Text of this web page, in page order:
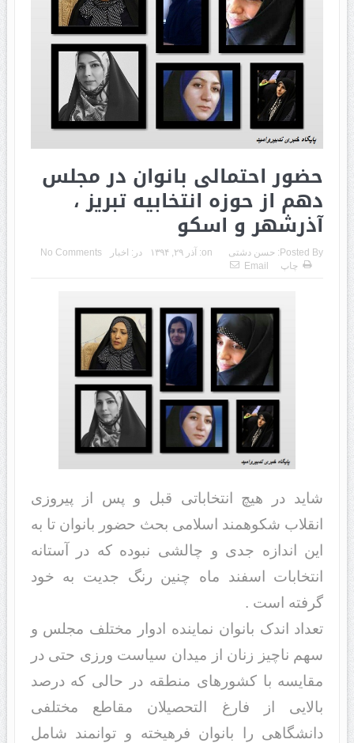
حضور احتمالی بانوان در مجلس
دهم از حوزه انتخابیه تبریز ،
آذرشهر و اسکو
Posted By: حسن دشتی on: آذر ۲۹, ۱۳۹۴ در: اخبار
No Comments
چاپ
Email
شاید در هیچ انتخاباتی قبل و پس از پیروزی
انقلاب شکوهمند اسلامی بحث حضور بانوان تا به
این اندازه جدی و چالشی نبوده که در آستانه
انتخابات اسفند ماه چنین رنگ جدیت به خود
گرفته است .
تعداد اندک بانوان نماینده ادوار مختلف مجلس و
سهم ناچیز زنان از میدان سیاست ورزی حتی در
مقایسه با کشورهای منطقه در حالی که درصد
بالایی از فارغ التحصیلان مقاطع مختلفی
دانشگاهی را بانوان فرهیخته و توانمند شامل